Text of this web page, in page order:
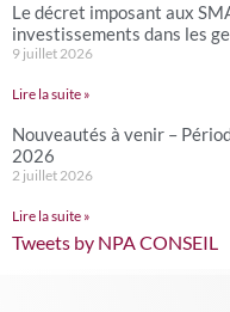
Le décret imposant aux
investissements dans les
9 juillet 2026
Lire la suite »
Nouveautés à venir –
2026
2 juillet 2026
Lire la suite »
Tweets by NPA CONSEIL